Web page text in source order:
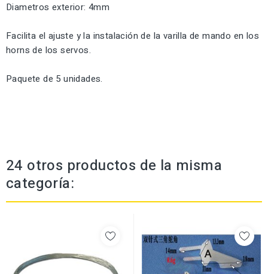
Diametros exterior: 4mm
Facilita el ajuste y la instalación de la varilla de mando en los
horns de los servos.
Paquete de 5 unidades.
24 otros productos de la misma
categoría: